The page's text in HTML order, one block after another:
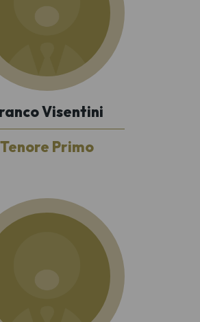
Visentini
Tenore Primo